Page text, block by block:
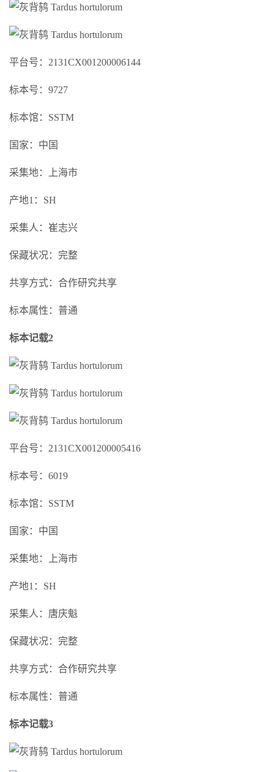
平台号：2131CX001200006144
标本号：9727
标本馆：SSTM
国家：中国
采集地：上海市
产地1：SH
采集人：崔志兴
保藏状况：完整
共享方式：合作研究共享
标本属性：普通
标本记载2
平台号：2131CX001200005416
标本号：6019
标本馆：SSTM
国家：中国
采集地：上海市
产地1：SH
采集人：唐庆魁
保藏状况：完整
共享方式：合作研究共享
标本属性：普通
标本记载3